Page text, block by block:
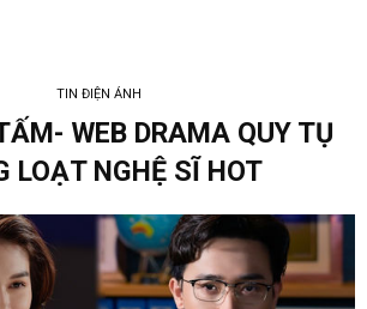
TIN ĐIỆN ẢNH
WEB DRAMA QUY TỤ
LOẠT NGHỆ SĨ HOT